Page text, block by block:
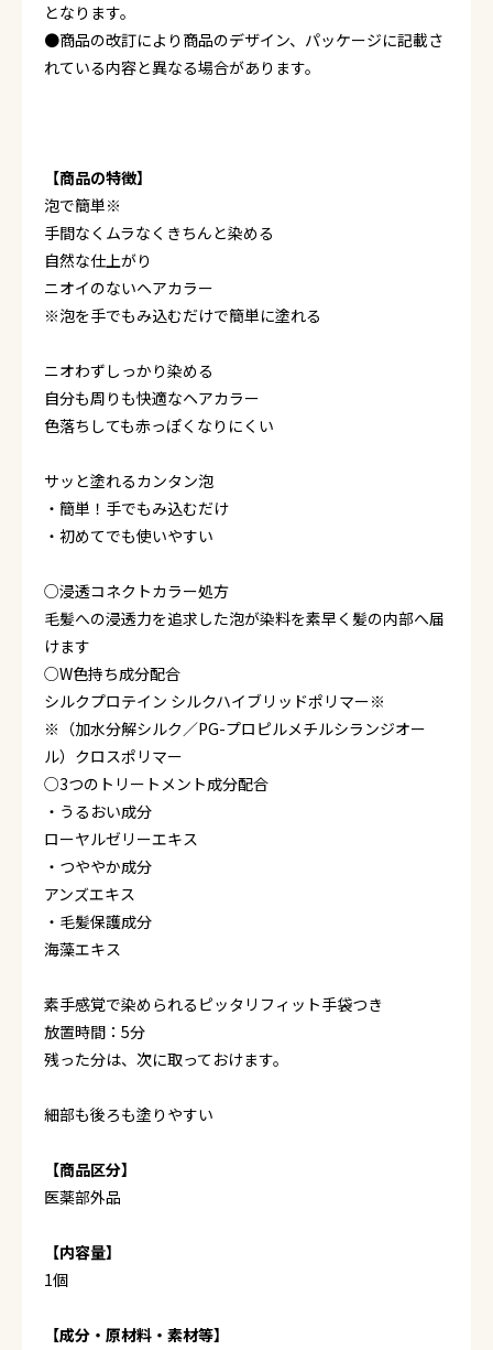
となります。
●商品の改訂により商品のデザイン、パッケージに記載さ
れている内容と異なる場合があります。
【商品の特徴】
泡で簡単※
手間なくムラなくきちんと染める
自然な仕上がり
ニオイのないヘアカラー
※泡を手でもみ込むだけで簡単に塗れる
ニオわずしっかり染める
自分も周りも快適なヘアカラー
色落ちしても赤っぽくなりにくい
サッと塗れるカンタン泡
・簡単！手でもみ込むだけ
・初めてでも使いやすい
○浸透コネクトカラー処方
毛髪への浸透力を追求した泡が染料を素早く髪の内部へ届
けます
○W色持ち成分配合
シルクプロテイン シルクハイブリッドポリマー※
※（加水分解シルク／PG-プロピルメチルシランジオー
ル）クロスポリマー
○3つのトリートメント成分配合
・うるおい成分
ローヤルゼリーエキス
・つややか成分
アンズエキス
・毛髪保護成分
海藻エキス
素手感覚で染められるピッタリフィット手袋つき
放置時間：5分
残った分は、次に取っておけます。
細部も後ろも塗りやすい
【商品区分】
医薬部外品
【内容量】
1個
【成分・原材料・素材等】